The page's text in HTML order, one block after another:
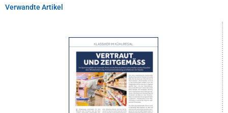
Verwandte Artikel